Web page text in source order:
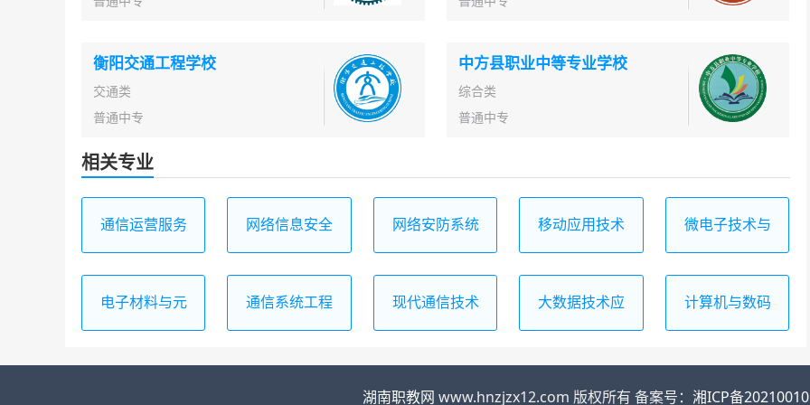
衡阳交通工程学校
交通类
普通中专
中方县职业中等专业学校
综合类
普通中专
相关专业
通信运营服务 网络信息安全
网络安防系统
移动应用技术
微电子技术与
电子材料与元
通信系统工程
现代通信技术
大数据技术应
计算机与数码
湖南职教网 www.hnzjzx12.com 版权所有 备案号： 湘ICP备